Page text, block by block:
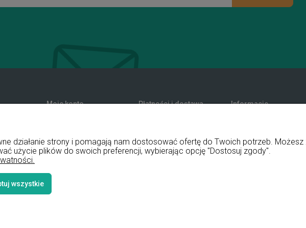
Moje konto
Przechowalnia
Płatności i dostawa
Koszty dostawy
Czas realizacji zamówienia
Informacje
działanie strony i pomagają nam dostosować ofertę do Twoich potrzeb.
użycie plików do swoich preferencji, wybierając opcję "Dostosuj zgody".
wszystkie